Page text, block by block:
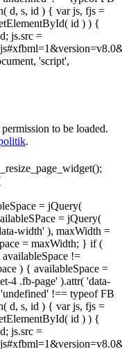
d, s, id ) { var js, fjs =
id ) ) {
js.src =
'script',
to be loaded.
.
= jQuery(
= jQuery(
width' ), maxWidth =
= maxWidth; } if (
!=
) { availableSpace =
4 .fb-page' ).attr( 'data-
!== typeof FB
d, s, id ) { var js, fjs =
id ) ) {
js.src =